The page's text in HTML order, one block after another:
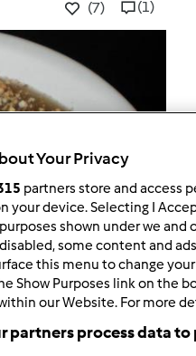
(7) (1)
Your Privacy
partners store and access
your device. Selecting I
shown under we and
some content and
this menu to change
Show Purposes link on the
our Website. For more
partners process data